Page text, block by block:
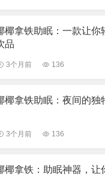
椰拿铁助眠：一款让你
品
3个月前 136
椰拿铁助眠：夜间的独
3个月前 136
椰拿铁：助眠神器，让